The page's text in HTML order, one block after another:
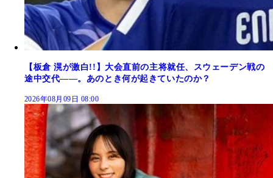
【板倉 滉が激白!!】大会直前の主将就任、スウェーデン戦の
途中交代――。あのとき何が起きていたのか？
2026年08月09日 08:00